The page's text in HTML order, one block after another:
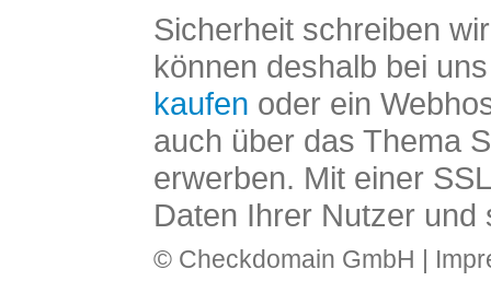
Sicherheit schreiben
können deshalb bei
kaufen oder ein
auch über das Thema
erwerben. Mit einer
Daten Ihrer Nutzer und
© Checkdomain GmbH |